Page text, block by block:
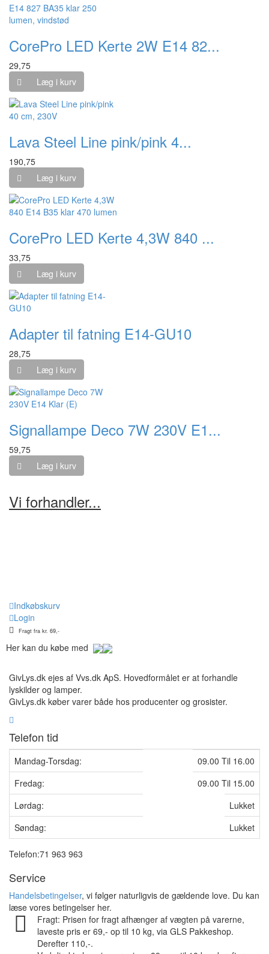
CorePro LED Kerte 2W E14 82...
29,75
Læg i kurv
Lava Steel Line pink/pink 4...
190,75
Læg i kurv
CorePro LED Kerte 4,3W 840 ...
33,75
Læg i kurv
Adapter til fatning E14-GU10
28,75
Læg i kurv
Signallampe Deco 7W 230V E1...
59,75
Læg i kurv
Vi forhandler...
Indkøbskurv
Login
Fragt fra kr. 69,-
Her kan du købe med
GivLys.dk ejes af Vvs.dk ApS. Hovedformålet er at forhandle
lyskilder og lamper.
GivLys.dk køber varer både hos producenter og grosister.
Telefon tid
Mandag-Torsdag:
09.00 Til 16.00
Fredag:
09.00 Til 15.00
Lørdag:
Lukket
Søndag:
Lukket
Telefon:71 963 963
Service
Handelsbetingelser, vi følger naturligvis de gældende love. Du kan
læse vores betingelser her.
Fragt: Prisen for fragt afhænger af vægten på varerne,
laveste pris er 69,- op til 10 kg, via GLS Pakkeshop.
Derefter 110,-.